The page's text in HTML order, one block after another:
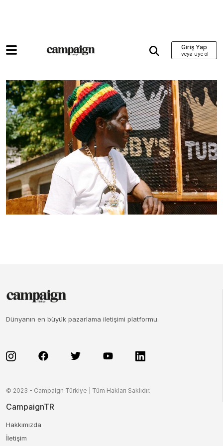
Giriş Yap
Dünyanın en büyük pazarlama iletişimi platformu.
© 2023 - Campaign Türkiye | Tüm Hakları Saklıdır.
CampaignTR
Hakkımızda
İletişim